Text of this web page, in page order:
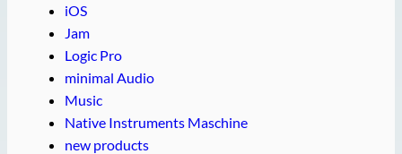
iOS
Jam
Logic Pro
minimal Audio
Music
Native Instruments Maschine
new products